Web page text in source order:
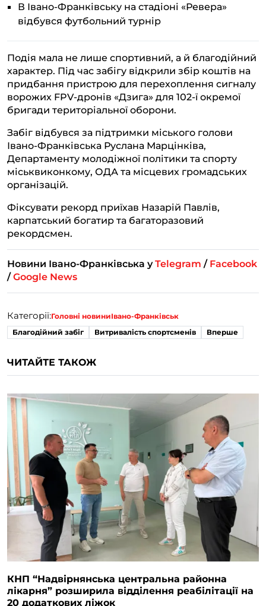
В Івано-Франківську на стадіоні «Ревера»
відбувся футбольний турнір
Подія мала не лише спортивний, а й благодійний
характер. Під час забігу відкрили збір коштів на
придбання пристрою для перехоплення сигналу
ворожих FPV-дронів «Дзига» для 102-ї окремої
бригади територіальної оборони.
Забіг відбувся за підтримки міського голови
Івано-Франківська Руслана Марцінківа,
Департаменту молодіжної політики та спорту
міськвиконкому, ОДА та місцевих громадських
організацій.
Фіксувати рекорд приїхав Назарій Павлів,
карпатський богатир та багаторазовий
рекордсмен.
Новини Івано-Франківська уTelegram / Facebook
/Google News
Категорії:Головні новиниІвано-Франківськ
Благодійний забіг
Витривалість спортсменів Вперше
ЧИТАЙТЕ ТАКОЖ
КНП “Надвірнянська центральна районна
лікарня” розширила відділення реабілітації на
20 додаткових ліжок